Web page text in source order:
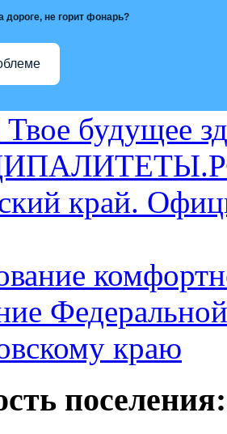
дороге, не горит фонарь?
поселения: